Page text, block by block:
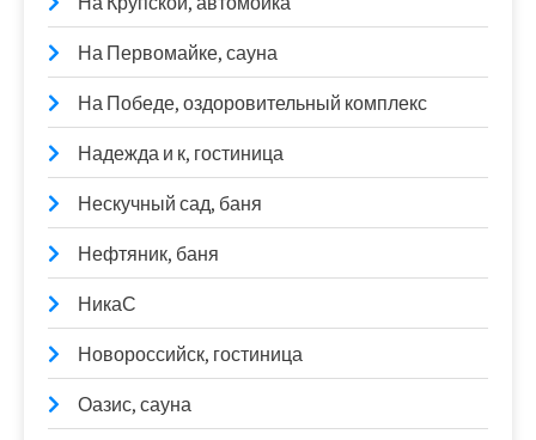
На Первомайке, сауна
На Победе, оздоровительный комплекс
Надежда и к, гостиница
Нескучный сад, баня
Нефтяник, баня
НикаС
Новороссийск, гостиница
Оазис, сауна